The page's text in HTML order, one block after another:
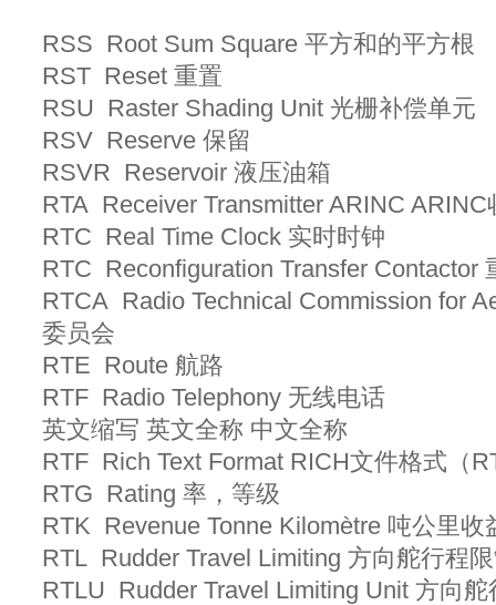
RSS Root Sum Square 平方和的平方根
RST Reset 重置
RSU Raster Shading Unit 光栅补偿单元
RSV Reserve 保留
RSVR Reservoir 液压油箱
RTA Receiver Transmitter ARINC
RTC Real Time Clock 实时时钟
RTC Reconfiguration Transfer Contactor
RTCA Radio Technical Commission for
委员会
RTE Route 航路
RTF Radio Telephony 无线电话
英文缩写 英文全称 中文全称
RTF Rich Text Format RICH文件格式（
RTG Rating 率，等级
RTK Revenue Tonne Kilomètre 吨公里
RTL Rudder Travel Limiting 方向舵行程
RTLU Rudder Travel Limiting Unit 方向